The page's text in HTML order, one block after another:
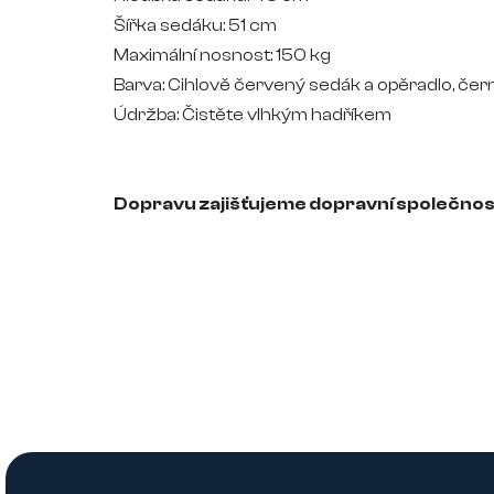
Šířka sedáku: 51 cm
Maximální nosnost: 150 kg
Barva: Cihlově červený sedák a opěradlo,
Údržba: Čistěte vlhkým hadříkem
Dopravu zajišťujeme dopravní